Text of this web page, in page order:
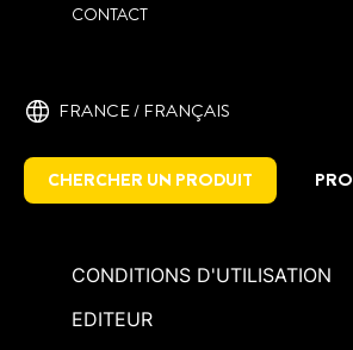
CONTACT
FRANCE / ‎FRANÇAIS
CHERCHER UN PRODUIT PRO
CONDITIONS D'UTILISATION
EDITEUR